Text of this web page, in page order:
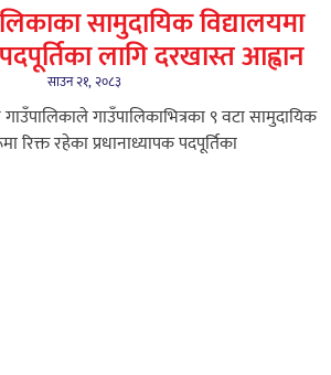
सामुदायिक विद्यालयमा
लागि दरखास्त आह्वान
साउन २१, २०८३
गाउँपालिकाभित्रका ९ वटा सामुदायिक
रिक्त रहेका प्रधानाध्यापक पदपूर्तिका